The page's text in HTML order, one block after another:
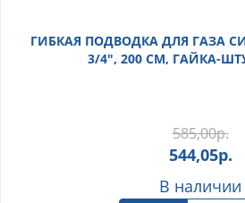
ГИБКАЯ ПОДВОДКА ДЛЯ ГАЗА
3/4", 200 СМ, ГАЙКА-
585,00р.
544,05р.
В наличии